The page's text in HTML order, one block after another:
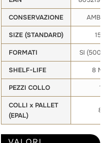
CONSERVAZIONE
SIZE (STANDARD) 150g
FORMATI SI (500g,
SHELF-LIFE 8
PEZZI COLLO 12
COLLI x PALLET
(EPAL)
84